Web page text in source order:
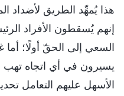
هذا يُمهِّد الطريق لأضداد
إنهم يُسقطون الأفراد
السعي إلى الحقّ أولًا؛ أما
يسيرون في أي اتجاه تهب
الأسهل عليهم التعامل